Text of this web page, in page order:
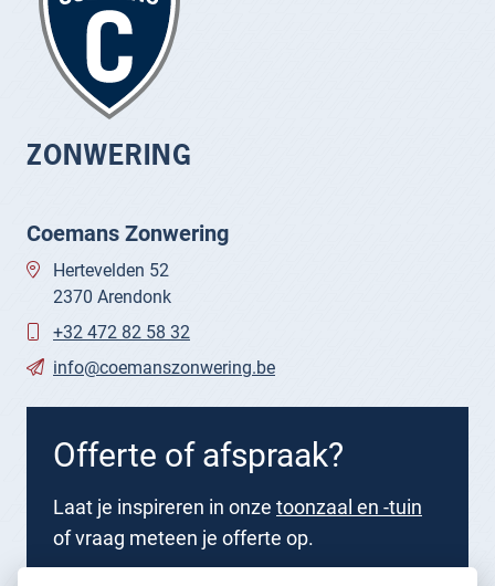
ZONWERING
Coemans Zonwering
Hertevelden 52
2370 Arendonk
+32 472 82 58 32
info@coemanszonwering.be
Offerte of afspraak?
Laat je inspireren in onze toonzaal en -tuin
of vraag meteen je offerte op.